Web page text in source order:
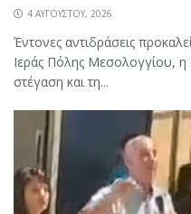
4 ΑΥΓΟΎΣΤΟΥ, 2026
Έντονες αντιδράσεις
Ιεράς Πόλης Μεσολογγίου, η
στέγαση και τη...